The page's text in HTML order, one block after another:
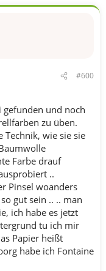
#600
gefunden und noch
zu üben.
wie sie sie
Farbe drauf
..
Pinsel woanders
gut sein .. .. man
ich habe es jetzt
tu ich mir
Papier heißt
habe ich Fontaine